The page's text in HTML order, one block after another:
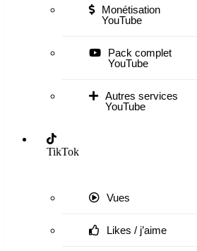
Monétisation
YouTube
Pack complet
YouTube
Autres services
YouTube
TikTok
Vues
Likes / j’aime